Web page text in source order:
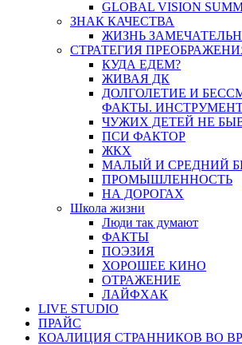
GLOBAL VISION
ЗНАК КАЧЕСТВА
ЖИЗНЬ
СТРАТЕГИЯ
КУДА ЕДЕМ?
ЖИВАЯ ДК
ДОЛГОЛЕТИЕ И
ФАКТЫ.
ЧУЖИХ ДЕТЕЙ НЕ
ПСИ ФАКТОР
ЖКХ
МАЛЫЙ И СРЕДНИЙ
ПРОМЫШЛЕННОСТЬ
НА ДОРОГАХ
Школа жизни
Люди так думают
ФАКТЫ
ПОЭЗИЯ
ХОРОШЕЕ КИНО
ОТРАЖЕНИЕ
ЛАЙФХАК
LIVE STUDIO
ПРАЙС
КОАЛИЦИЯ СТРАННИКОВ ВО